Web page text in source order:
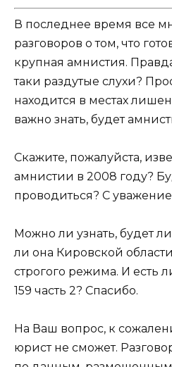
В последнее время все
разговоров о том, что
крупная амнистия.
таки раздутые слухи?
находится в местах
важно знать, будет
Скажите, пожалуйста,
амнистии в 2008 году?
проводиться? С
Можно ли узнать, будет
ли она Кировской
строгого режима. И есть
159 часть 2? Спасибо.
На Ваш вопрос, к
юрист не сможет.